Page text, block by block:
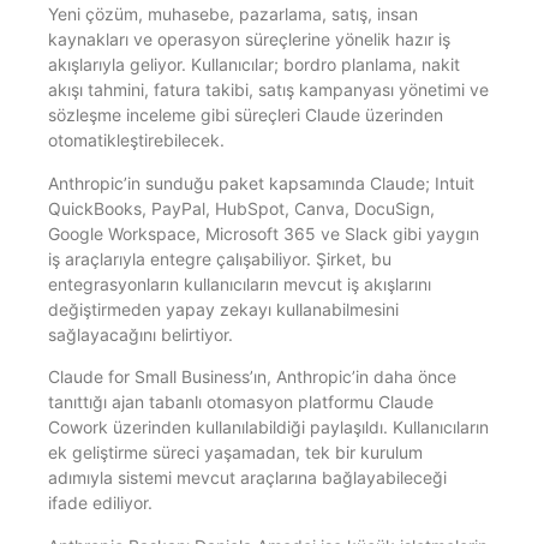
Yeni çözüm, muhasebe, pazarlama, satış, insan
kaynakları ve operasyon süreçlerine yönelik hazır iş
akışlarıyla geliyor. Kullanıcılar; bordro planlama, nakit
akışı tahmini, fatura takibi, satış kampanyası yönetimi ve
sözleşme inceleme gibi süreçleri Claude üzerinden
otomatikleştirebilecek.
Anthropic’in sunduğu paket kapsamında Claude; Intuit
QuickBooks, PayPal, HubSpot, Canva, DocuSign,
Google Workspace, Microsoft 365 ve Slack gibi yaygın
iş araçlarıyla entegre çalışabiliyor. Şirket, bu
entegrasyonların kullanıcıların mevcut iş akışlarını
değiştirmeden yapay zekayı kullanabilmesini
sağlayacağını belirtiyor.
Claude for Small Business’ın, Anthropic’in daha önce
tanıttığı ajan tabanlı otomasyon platformu Claude
Cowork üzerinden kullanılabildiği paylaşıldı. Kullanıcıların
ek geliştirme süreci yaşamadan, tek bir kurulum
adımıyla sistemi mevcut araçlarına bağlayabileceği
ifade ediliyor.